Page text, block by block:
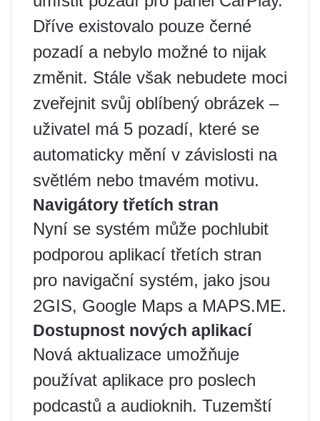
Dříve existovalo pouze černé
pozadí a nebylo možné to nijak
změnit. Stále však nebudete moci
zveřejnit svůj oblíbený obrázek –
uživatel má 5 pozadí, které se
automaticky mění v závislosti na
světlém nebo tmavém motivu.
Navigátory třetích stran
Nyní se systém může pochlubit
podporou aplikací třetích stran
pro navigační systém, jako jsou
2GIS, Google Maps a MAPS.ME.
Dostupnost nových aplikací
Nová aktualizace umožňuje
používat aplikace pro poslech
podcastů a audioknih. Tuzemští